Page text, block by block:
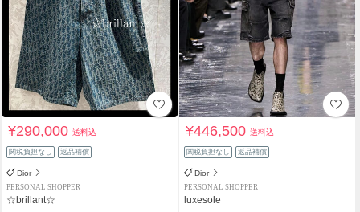
¥290,000送料込
関税負担なし 返品補償
Dior
PERSONAL SHOPPER
☆brillant☆
¥446,500送料込
関税負担なし 返品補償
Dior
PERSONAL SHOPPER
luxesole